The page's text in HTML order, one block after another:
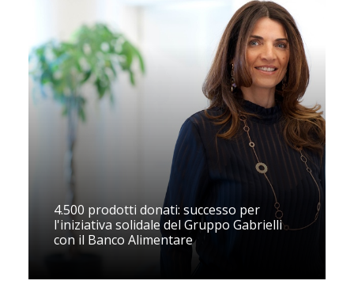
4.500 prodotti donati: successo per
l'iniziativa solidale del Gruppo Gabrielli
con il Banco Alimentare